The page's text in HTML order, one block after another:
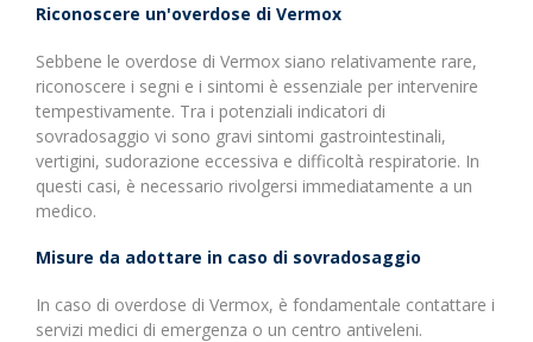
Riconoscere un'overdose di Vermox
Sebbene le overdose di Vermox siano relativamente rare,
riconoscere i segni e i sintomi è essenziale per intervenire
tempestivamente. Tra i potenziali indicatori di
sovradosaggio vi sono gravi sintomi gastrointestinali,
vertigini, sudorazione eccessiva e difficoltà respiratorie. In
questi casi, è necessario rivolgersi immediatamente a un
medico.
Misure da adottare in caso di sovradosaggio
In caso di overdose di Vermox, è fondamentale contattare i
servizi medici di emergenza o un centro antiveleni.